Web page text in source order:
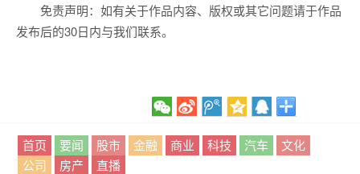
免责声明：如有关于作品内容、版权或其它问题请于作品
发布后的30日内与我们联系。
首页 要闻 股市 金融 商业 科技 汽车
文化
公司
房产 直播